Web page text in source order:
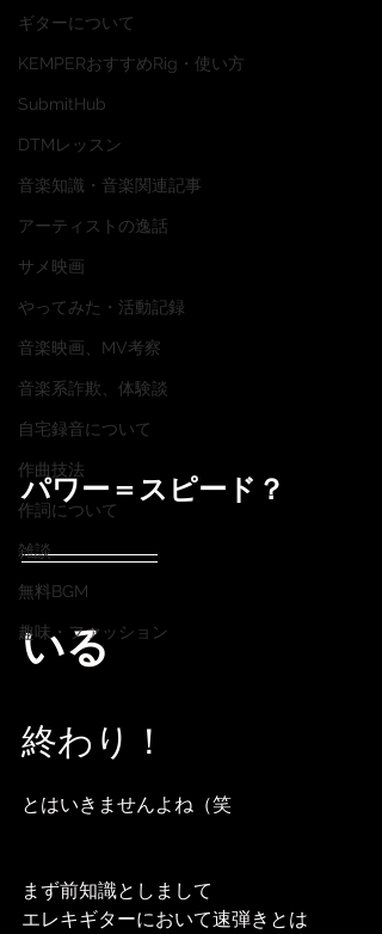
ギターについて
KEMPERおすすめRig・使い方
SubmitHub
DTMレッスン
音楽知識・音楽関連記事
アーティストの逸話
サメ映画
やってみた・活動記録
音楽映画、MV考察
音楽系詐欺、体験談
自宅録音について
作曲技法
作詞について
雑談
無料BGM
趣味・ファッション
パワー＝スピード？
いる
終わり！
とはいきませんよね（笑
まず前知識としまして
エレキギターにおいて速弾きとは